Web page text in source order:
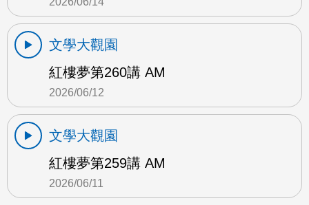
文學大觀園
紅樓夢第260講 AM
2026/06/12
文學大觀園
紅樓夢第259講 AM
2026/06/11